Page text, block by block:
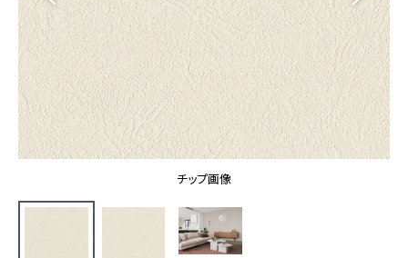
サステナブル商品
ノンワックス床タイル
壁紙機能性ガイド
ホテル・オフィス・店舗
モデルハウス
新築戸建・マンション
#リリカラのある暮らし
ショールーム
ショールーム トップ
東京ショールーム
大阪ショールーム
お客様サポート
お客様サポート トップ
画像ダウンロード
非住宅案件に関するお問い合わせ
チップ画像